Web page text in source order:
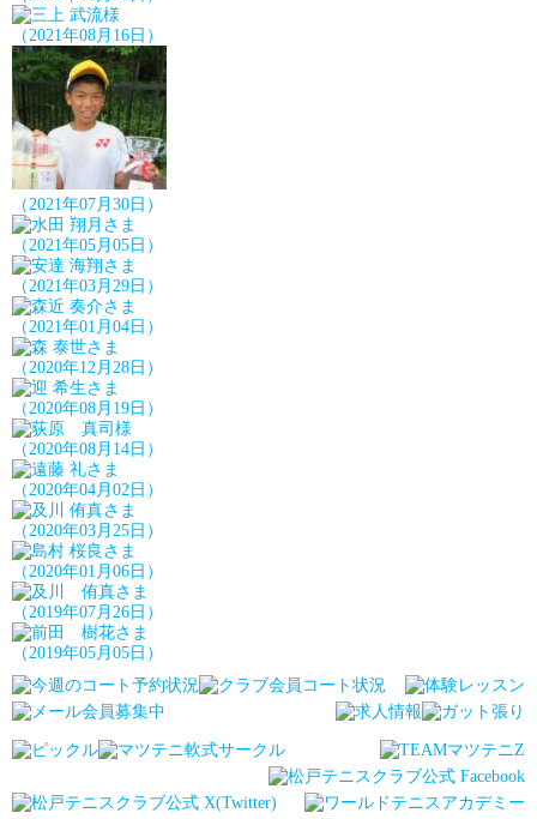
（2021年08月16日）
（2021年07月30日）
（2021年05月05日）
（2021年03月29日）
（2021年01月04日）
（2020年12月28日）
（2020年08月19日）
（2020年08月14日）
（2020年04月02日）
（2020年03月25日）
（2020年01月06日）
（2019年07月26日）
（2019年05月05日）